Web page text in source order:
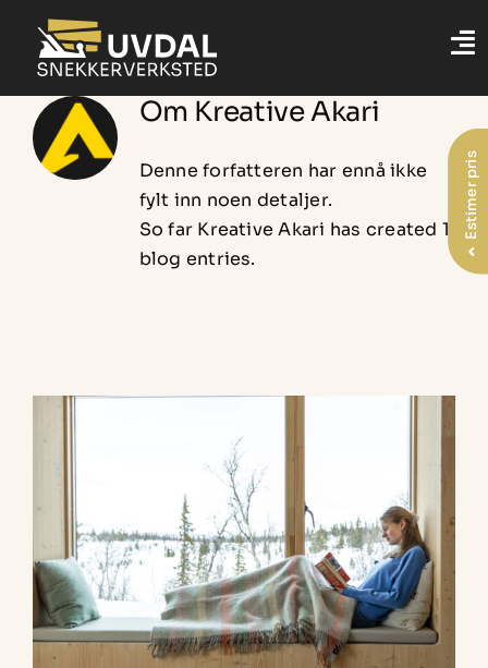
content
Estimer pris
Om Kreative Akari
Denne forfatteren har ennå ikke
fylt inn noen detaljer.
So far Kreative Akari has created 1
blog entries.